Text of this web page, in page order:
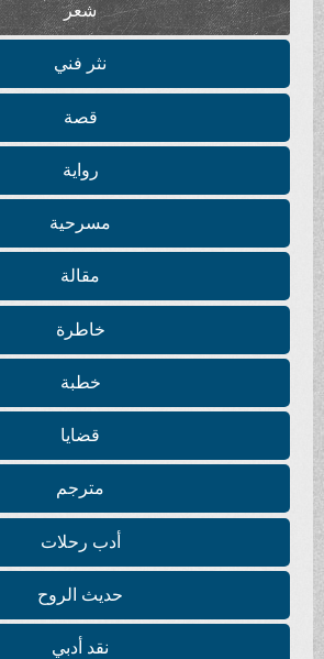
شعر
نثر فني
قصة
رواية
مسرحية
مقالة
خاطرة
خطبة
قضايا
مترجم
أدب رحلات
حديث الروح
نقد أدبي